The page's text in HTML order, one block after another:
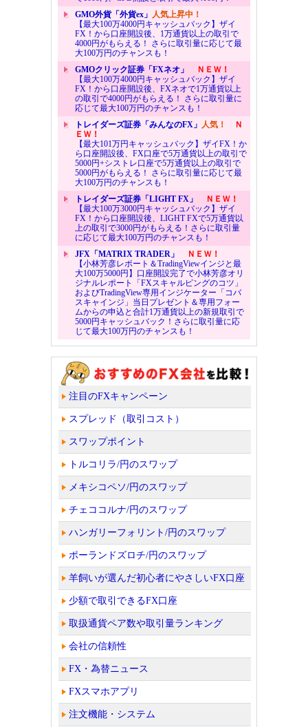
GMO外貨「外貨ex」 人気上昇中！
【最大100万4000円キャッシュバック】ザイ
FX！から口座開設後、1万通貨以上の取引で
4000円がもらえる！ さらに取引量に応じて最
大100万円のチャンスも！
GMOクリック証券「FXネオ」
ＮＥＷ！
【最大100万4000円キャッシュバック】ザイ
FX！から口座開設後、FXネオで1万通貨以上
の取引で4000円がもらえる！ さらに取引量に
応じて最大100万円のチャンスも！
トレイダーズ証券「みんなのFX」 人気！
Ｎ
ＥＷ！
【最大101万円キャッシュバック】ザイFX！か
ら口座開設後、FX口座で5万通貨以上の取引で
5000円+シストレ口座で5万通貨以上の取引で
5000円がもらえる！ さらに取引量に応じて最
大100万円のチャンスも！
トレイダーズ証券「LIGHT FX」
ＮＥＷ！
【最大100万3000円キャッシュバック】ザイ
FX！から口座開設後、LIGHT FXで5万通貨以
上の取引で3000円がもらえる！さらに取引量
に応じて最大100万円のチャンスも！
JFX「MATRIX TRADER」
ＮＥＷ！
【小林芳彦レポート＆TradingViewインジと最
大100万5000円】口座開設完了で小林芳彦オリ
ジナルレポート「FXスキャルピングのコツ」
およびTradingView専用インジケーター「コバ
スキャインジ」当日プレゼント＆専用フォー
ムからの申込と合計1万通貨以上の新規取引で
5000円キャッシュバック！さらに取引量に応
じて最大100万円のチャンスも！
注目のFXキャンペーン
スプレッド（取引コスト）
スワップポイント
トルコリラ/円のスワップ
メキシコペソ/円のスワップ
チェココルナ/円のスワップ
ハンガリーフォリント/円のスワップ
ポーランドズロチ/円のスワップ
羊飼いが選んだ初心者にやさしいFX口座
少額で取引できるFX口座
取扱通貨ペア数や取引量ランキング
会社の信頼性
FX・為替ニュース
FXスマホアプリ
注文機能・システム